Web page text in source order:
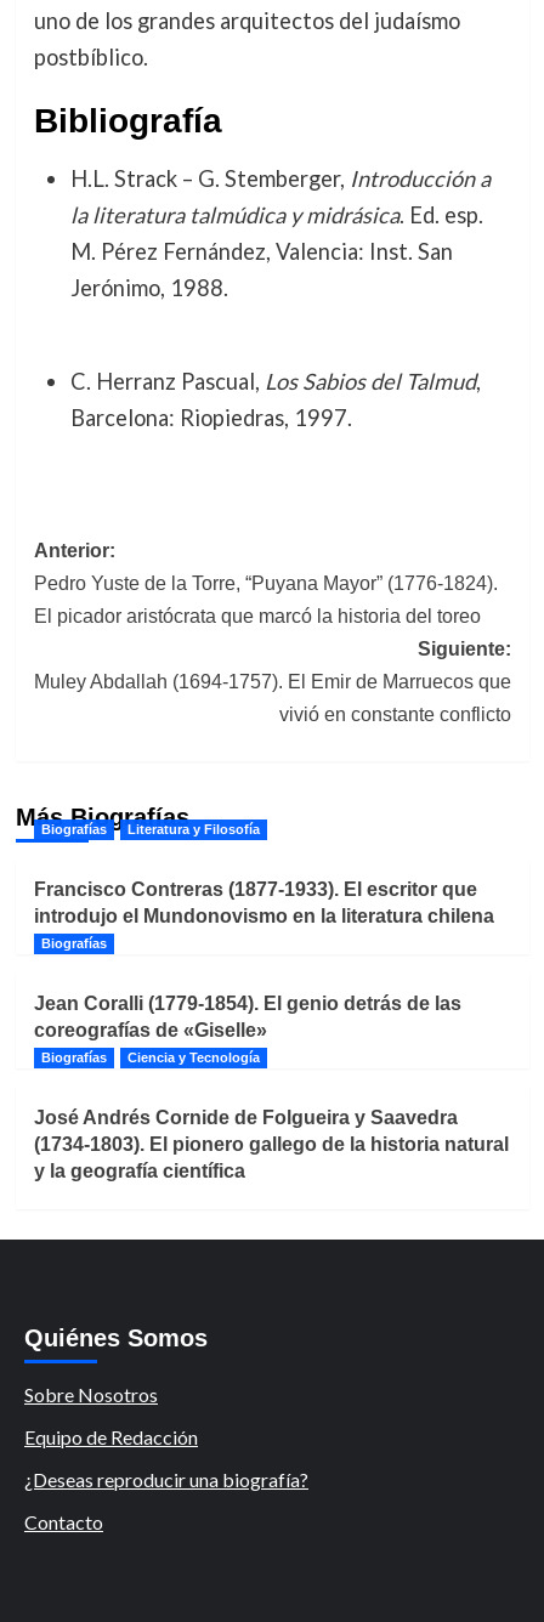
uno de los grandes arquitectos del judaísmo
postbíblico.
Bibliografía
H.L. Strack – G. Stemberger, Introducción a
la literatura talmúdica y midrásica. Ed. esp.
M. Pérez Fernández, Valencia: Inst. San
Jerónimo, 1988.
C. Herranz Pascual, Los Sabios del Talmud,
Barcelona: Riopiedras, 1997.
Navegación
de
entradas
Anterior:
Pedro Yuste de la Torre, “Puyana Mayor” (1776-1824).
El picador aristócrata que marcó la historia del toreo
Siguiente:
Muley Abdallah (1694-1757). El Emir de Marruecos que
vivió en constante conflicto
Más Biografías
Biografías Literatura y Filosofía
Francisco Contreras (1877-1933). El escritor que
introdujo el Mundonovismo en la literatura chilena
Biografías
Jean Coralli (1779-1854). El genio detrás de las
coreografías de «Giselle»
Biografías Ciencia y Tecnología
José Andrés Cornide de Folgueira y Saavedra
(1734-1803). El pionero gallego de la historia natural
y la geografía científica
Quiénes Somos
Sobre Nosotros
Equipo de Redacción
¿Deseas reproducir una biografía?
Contacto